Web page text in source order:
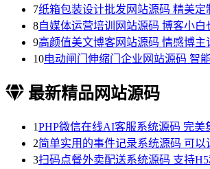
7纸箱包装设计批发网站源码 精美定
8自媒体运营培训网站源码 博客小白
9高颜值美文博客网站源码 情感博主
10电动闸门伸缩门企业网站源码 智
最新精品网站源码
1PHP微信在线AI客服系统源码 完美
2简单实用的事件记录系统源码 可以
3扫码点餐外卖配送系统源码 支持